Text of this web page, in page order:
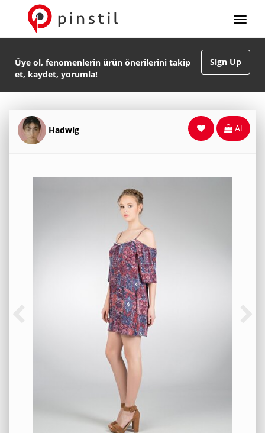
Sign Up
Üye ol, fenomenlerin ürün önerilerini takip
et, kaydet, yorumla!
Hadwig Al